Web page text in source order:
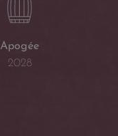
Apogée
2028